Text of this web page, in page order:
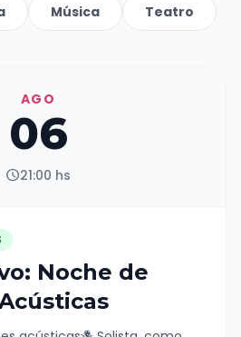
Música Teatro
AGO
06
schedule21:00 hs
Noche de